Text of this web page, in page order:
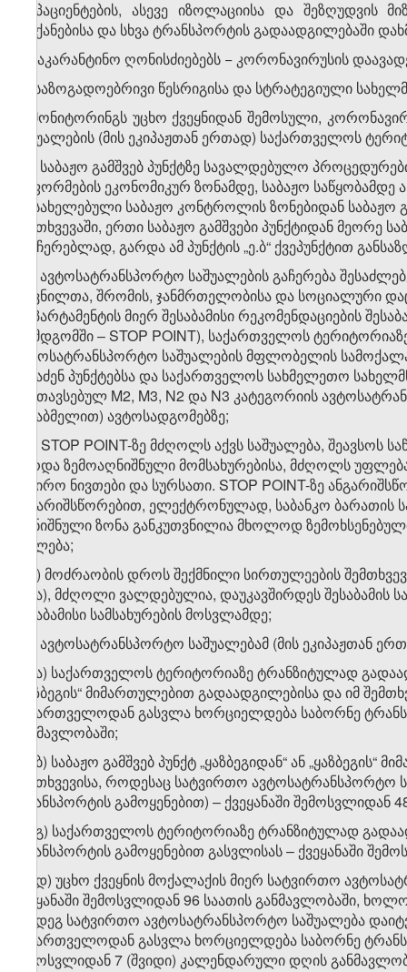
ბ) პაციენტების, ასევე იზოლაციისა და შეზღუდვის
მანქანებისა და სხვა ტრანსპორტის გადაადგილებაში
გ) საკარანტინო ღონისძიებებს − კორონავირუსის
დ) საზოგადოებრივი წესრიგისა და სტრატეგიული
ე) მონიტორინგს უცხო ქვეყნიდან შემოსული,
საშუალების (მის ეკიპაჟთან ერთად) საქართველოს
ე.ა) საბაჟო გამშვებ პუნქტზე სავალდებულო
გაფორმების ეკონომიკურ ზონამდე, საბაჟო
დასახელებული საბაჟო კონტროლის ზონებიდან
შემთხვევაში, ერთი საბაჟო გამშვები პუნქტიდან
გაუჩერებლად, გარდა ამ პუნქტის „ე.ბ“ ქვეპუნქტით
ე.ბ) ავტოსატრანსპორტო საშუალების გაჩერება
დევნილთა, შრომის, ჯანმრთელობისა და სოციალური
დეპარტამენტის მიერ შესაბამისი რეკომენდაციების
(შემდგომში – STOP POINT), საქართველოს
ავტოსატრანსპორტო საშუალების მფლობელის
შესაძენ პუნქტებსა და საქართველოს სახმელეთო
განთავსებულ M2, M3, N2 და N3 კატეგორიის
მისაბმელით) ავტოსადგომებზე;
ე.გ) STOP POINT-ზე მძღოლს აქვს საშუალება, შეავსოს
გარდა ზემოაღნიშნული მომსახურებისა, მძღოლს
საჭირო ნივთები და სურსათი. STOP POINT-ზე
ანგარიშსწორებით, ელექტრონულად, საბანკო ბარათის
აღნიშნული ზონა განკუთვნილია მხოლოდ
უფლება;
ე.დ) მოძრაობის დროს შექმნილი სირთულეების
სხვა), მძღოლი ვალდებულია, დაუკავშირდეს შესაბამის
შესაბამისი სამსახურების მოსვლამდე;
ე.ე) ავტოსატრანსპორტო საშუალებამ (მის
ე.ე.ა) საქართველოს ტერიტორიაზე ტრანზიტულად
„ყაზბეგის“ მიმართულებით გადაადგილებისა და იმ
საქართველოდან გასვლა ხორციელდება საბორნე
განმავლობაში;
ე.ე.ბ) საბაჟო გამშვებ პუნქტ „ყაზბეგიდან“ ან
შემთხვევისა, როდესაც სატვირთო
ტრანსპორტის გამოყენებით) – ქვეყანაში შემოსვლიდან
ე.ე.გ) საქართველოს ტერიტორიაზე ტრანზიტულად
ტრანსპორტის გამოყენებით გასვლისას – ქვეყანაში
ე.ე.დ) უცხო ქვეყნის მოქალაქის მიერ სატვირთო
ქვეყანაში შემოსვლიდან 96 საათის განმავლობაში,
შემდეგ სატვირთო ავტოსატრანსპორტო საშუალება
საქართველოდან გასვლა ხორციელდება საბორნე
შემოსვლიდან 7 (შვიდი) კალენდარული დღის